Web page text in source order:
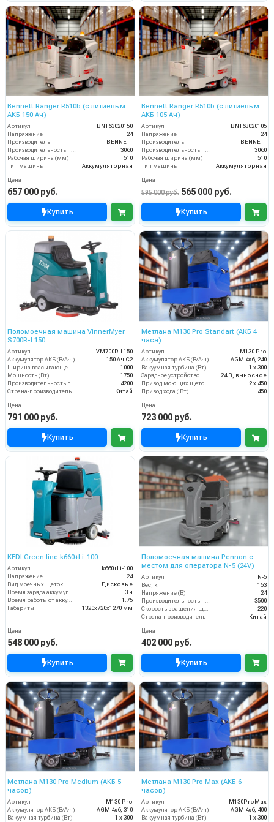
Bennett Ranger R510b (с литиевым
АКБ 150 Ач)
Артикул
BNT63020150
Напряжение
24
Производитель
BENNETT
Производительность по площади
3060
Рабочая ширина (мм)
510
Тип машины
Аккумуляторная
Цена
657 000 руб.
Купить
Bennett Ranger R510b (с литиевым
АКБ 105 Ач)
Артикул
BNT63020105
Напряжение
24
Производитель
BENNETT
Производительность по площади
3060
Рабочая ширина (мм)
510
Тип машины
Аккумуляторная
Цена
595 000 руб. 565 000 руб.
Купить
Поломоечная машина VinnerMyer
S700R-L150
Артикул
VM700R-L150
Аккумулятор АКБ (В/А·ч)
150 Ач С2
Ширина всасывающей балки (мм)
1000
Мощность (Вт)
1750
Производительность по площади (м2/ч)
4200
Страна-производитель
Китай
Цена
791 000 руб.
Купить
Метлана М130 Pro Standart (АКБ 4
часа)
Артикул
М130 Pro
Аккумулятор АКБ (В/А·ч)
AGM 4х6, 240
Вакуумная турбина (Вт)
1 х 300
Зарядное устройство
24 В, выносное
Привод моющих щеток (Вт)
2 х 450
Привод хода ( Вт)
450
Цена
723 000 руб.
Купить
KEDI Green line k660+Li-100
Артикул
k660+Li-100
Напряжение
24
Вид моечных щеток
Дисковые
3 ч
Время работы от аккумуляторов (ч)
1.75
Габариты
1320х720х1270 мм
Цена
548 000 руб.
Купить
Поломоечная машина Pennon с
местом для оператора N-5 (24V)
Артикул
N-5
Вес, кг
153
Напряжение (В)
24
3500
220
Страна-производитель
Китай
Цена
402 000 руб.
Купить
Метлана М130 Pro Medium (АКБ 5
часов)
Артикул
М130 Pro
Аккумулятор АКБ (В/А·ч)
AGM 4х6, 310
Вакуумная турбина (Вт)
1 х 300
Метлана М130 Pro Max (АКБ 6
часов)
Артикул
М130ProMax
Аккумулятор АКБ (В/А·ч)
AGM 4х6, 400
Вакуумная турбина (Вт)
1 х 300